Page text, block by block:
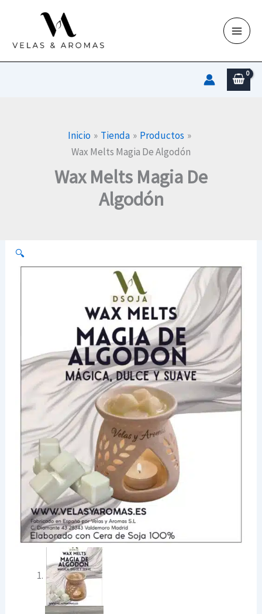
contenido
Inicio Tienda
Productos
Wax Melts Magia De Algodón
Wax Melts Magia De
Algodón
🔍